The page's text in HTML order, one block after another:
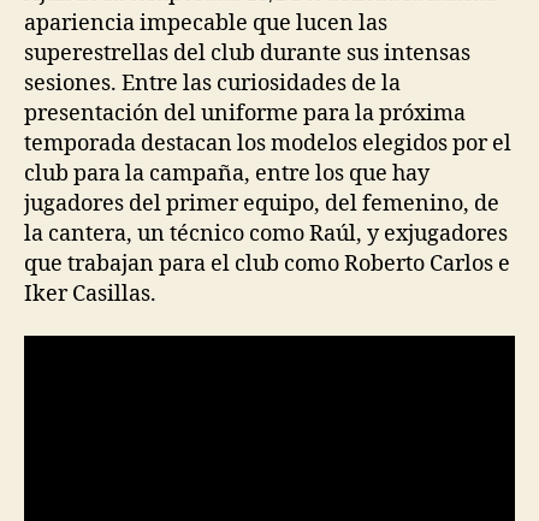
apariencia impecable que lucen las
superestrellas del club durante sus intensas
sesiones. Entre las curiosidades de la
presentación del uniforme para la próxima
temporada destacan los modelos elegidos por el
club para la campaña, entre los que hay
jugadores del primer equipo, del femenino, de
la cantera, un técnico como Raúl, y exjugadores
que trabajan para el club como Roberto Carlos e
Iker Casillas.